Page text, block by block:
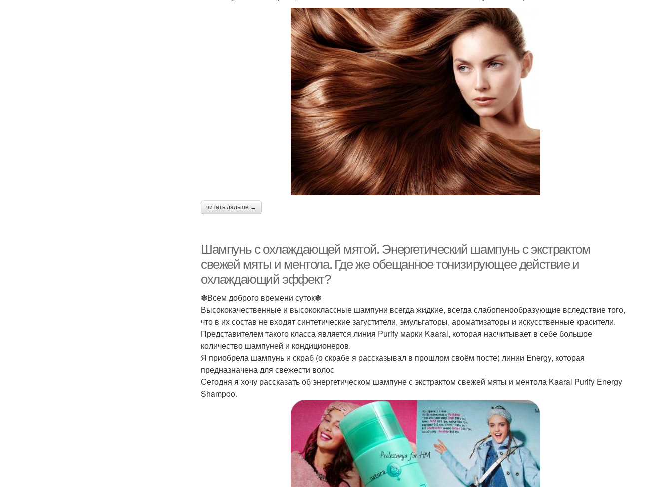
читать дальше →
Шампунь с охлаждающей мятой. Энергетический шампунь с экстрактом
свежей мяты и ментола. Где же обещанное тонизирующее действие и
охлаждающий эффект?
❃Всем доброго времени суток❃
Высококачественные и высококлассные шампуни всегда жидкие, всегда слабопенообразующие вследствие того,
что в их состав не входят синтетические загустители, эмульгаторы, ароматизаторы и искусственные красители.
Представителем такого класса является линия Purify марки Kaaral, которая насчитывает в себе большое
количество шампуней и кондиционеров.
Я приобрела шампунь и скраб (о скрабе я рассказывал в прошлом своём посте) линии Energy, которая
предназначена для свежести волос.
Сегодня я хочу рассказать об энергетическом шампуне с экстрактом свежей мяты и ментола Kaaral Purify Energy
Shampoo.